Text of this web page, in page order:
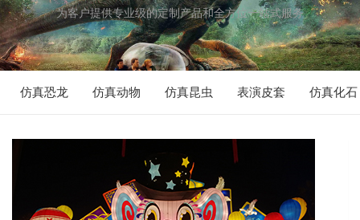
为客户提供专业级的定制产品和全方位一站式服务
仿真恐龙 仿真动物 仿真昆虫 表演皮套 仿真化石